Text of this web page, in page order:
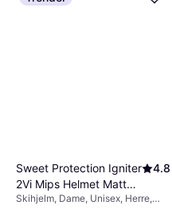
Sweet Protection Igniter
2Vi Mips Helmet Matte
Bronco White
4.8
Skihjelm, Dame, Unisex, Herre,
holdbarhed og